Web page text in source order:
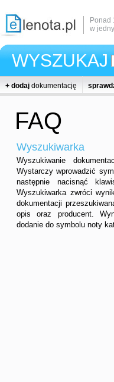
Ponad
w
WYSZUKAJ
+ dodaj dokumentację
FAQ
Wyszukiwarka
Wyszukiwanie
Wystarczy wprowadzić
następnie nacisnąć
Wyszukiwarka zwróci
dokumentacji
opis oraz producent.
dodanie do symbolu noty